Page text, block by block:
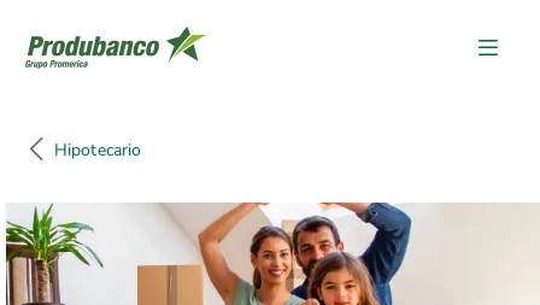
Hipotecario